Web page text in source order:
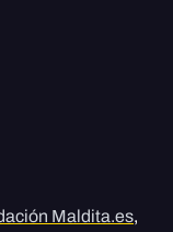
Maldita.es,